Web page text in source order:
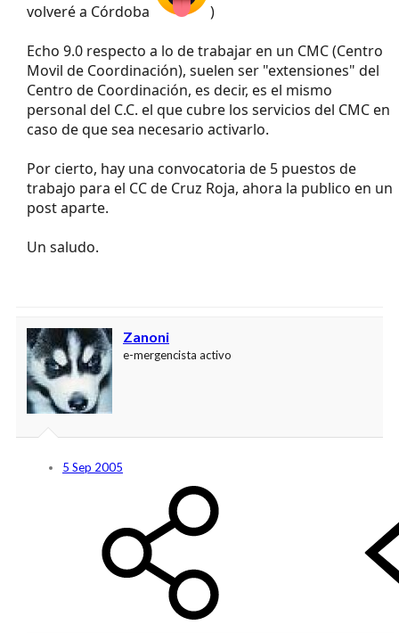
volveré a Córdoba
)
Echo 9.0 respecto a lo de trabajar en un CMC (Centro
Movil de Coordinación), suelen ser "extensiones" del
Centro de Coordinación, es decir, es el mismo
personal del C.C. el que cubre los servicios del CMC en
caso de que sea necesario activarlo.
Por cierto, hay una convocatoria de 5 puestos de
trabajo para el CC de Cruz Roja, ahora la publico en un
post aparte.
Un saludo.
Zanoni
e-mergencista activo
5 Sep 2005